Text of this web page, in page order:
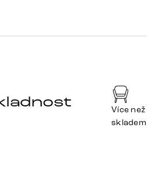
Více než
skladem